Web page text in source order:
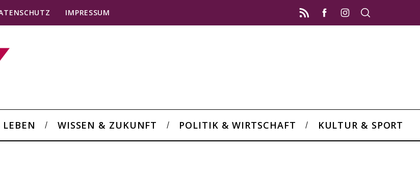
IMPRESSUM
WISSEN & ZUKUNFT POLITIK & WIRTSCHAFT KULTUR & SPORT